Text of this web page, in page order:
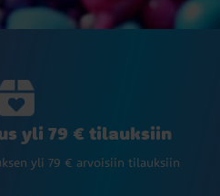
yli 79 € tilauksiin
yli 79 € arvoisiin tilauksiin